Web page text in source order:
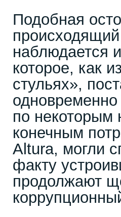
Подобная
наблюдается
которое, как
стульях»,
по
конечным
Altura, могли
факту
продолжают